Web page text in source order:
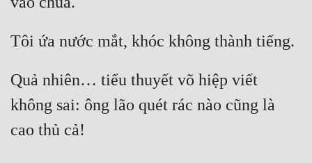
Quả nhiên… tiểu thuyết võ hiệp viết
không sai: ông lão quét rác nào cũng là